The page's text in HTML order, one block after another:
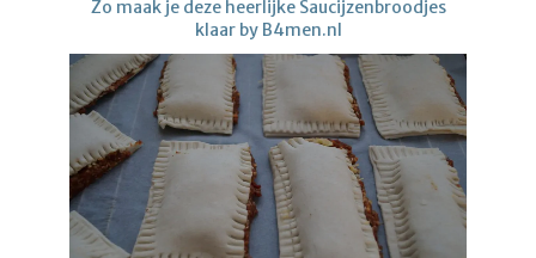
Zo maak je deze heerlijke Saucijzenbroodjes
klaar by B4men.nl